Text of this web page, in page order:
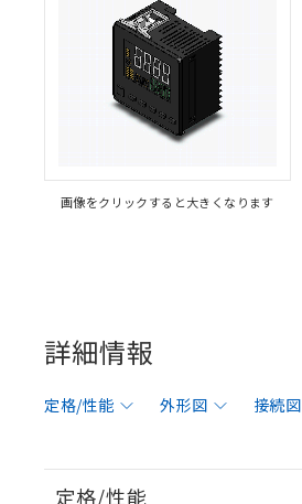
画像をクリックすると大きくなります
詳細情報
定格/性能 外形図 接続図
定格/性能